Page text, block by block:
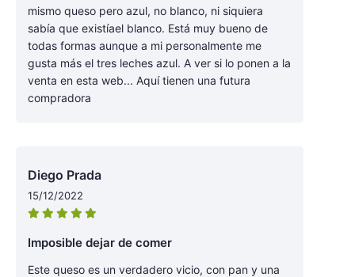
mismo queso pero azul, no blanco, ni siquiera
sabía que existíael blanco. Está muy bueno de
todas formas aunque a mi personalmente me
gusta más el tres leches azul. A ver si lo ponen a la
venta en esta web... Aquí tienen una futura
compradora
Diego Prada
15/12/2022
Imposible dejar de comer
Este queso es un verdadero vicio, con pan y una